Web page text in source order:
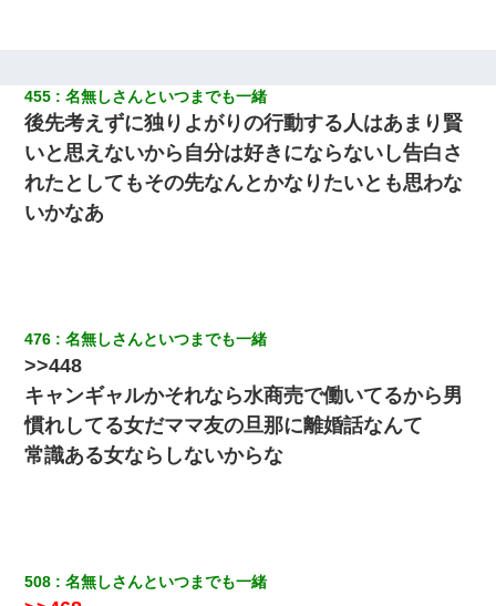
455 名無しさんといつまでも一緒
後先考えずに独りよがりの行動する人はあまり賢
いと思えないから自分は好きにならないし告白さ
れたとしてもその先なんとかなりたいとも思わな
いかなあ
476 名無しさんといつまでも一緒
>>448
キャンギャルかそれなら水商売で働いてるから男
慣れしてる女だママ友の旦那に離婚話なんて
常識ある女ならしないからな
508 名無しさんといつまでも一緒